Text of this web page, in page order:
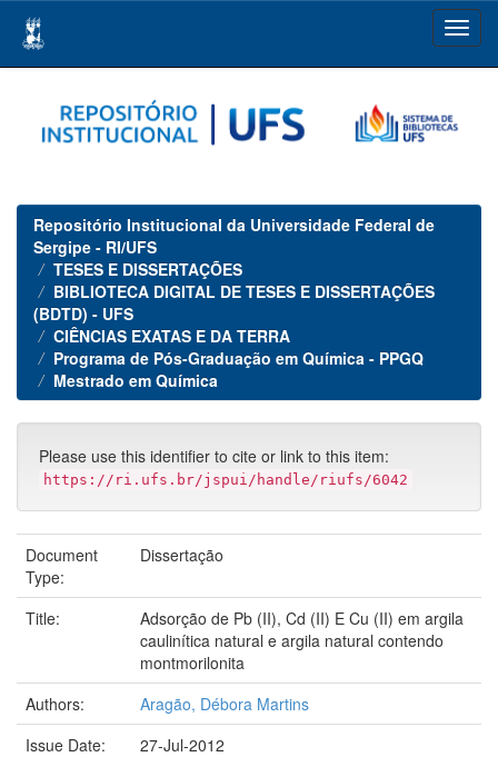
navigation
Repositório Institucional da Universidade Federal de
Sergipe - RI/UFS
TESES E DISSERTAÇÕES
BIBLIOTECA DIGITAL DE TESES E DISSERTAÇÕES
(BDTD) - UFS
CIÊNCIAS EXATAS E DA TERRA
Programa de Pós-Graduação em Química - PPGQ
Mestrado em Química
Please use this identifier to cite or link to this item:
https://ri.ufs.br/jspui/handle/riufs/6042
Document
Type:
Dissertação
Title:
Adsorção de Pb (II), Cd (II) E Cu (II) em argila
caulinítica natural e argila natural contendo
montmorilonita
Authors:
Aragão, Débora Martins
Issue Date:
27-Jul-2012